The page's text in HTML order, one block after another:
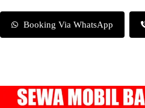
Booking Via WhatsApp